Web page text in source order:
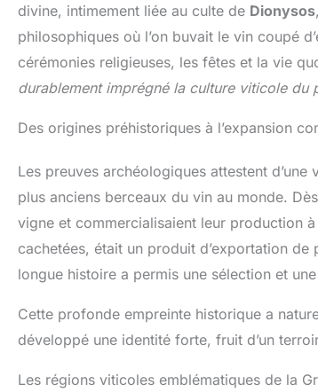
divine, intimement liée au culte de Dionysos
philosophiques où l’on buvait le vin coupé
cérémonies religieuses, les fêtes et la vie
durablement imprégné la culture viticole du
Des origines préhistoriques à l’expansion
Les preuves archéologiques attestent
plus anciens berceaux du vin au monde.
vigne et commercialisaient leur production
cachetées, était un produit d’exportation
longue histoire a permis une sélection et
Cette profonde empreinte historique a
développé une identité forte, fruit d’un
Les régions viticoles emblématiques de la